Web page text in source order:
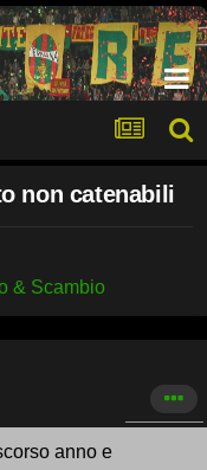
non catenabili
& Scambio
anno e